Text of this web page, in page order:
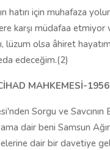
hatırı için muhafaza
karşı müdafaa etmiyor
lüzum olsa âhiret
edeceğim.(2)
MAHKEMESİ-1956
Sorgu ve Savcının
dair beni Samsun
dair bir davetiye